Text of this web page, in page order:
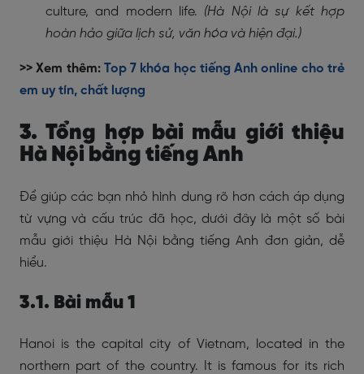
culture, and modern life. (Hà Nội là sự kết hợp
hoàn hảo giữa lịch sử, văn hóa và hiện đại.)
>> Xem thêm: Top 7 khóa học tiếng Anh online cho trẻ
em uy tín, chất lượng
3. Tổng hợp bài mẫu giới thiệu
Hà Nội bằng tiếng Anh
Để giúp các bạn nhỏ hình dung rõ hơn cách áp dụng
từ vựng và cấu trúc đã học, dưới đây là một số bài
mẫu giới thiệu Hà Nội bằng tiếng Anh đơn giản, dễ
hiểu.
3.1. Bài mẫu 1
Hanoi is the capital city of Vietnam, located in the
northern part of the country. It is famous for its rich